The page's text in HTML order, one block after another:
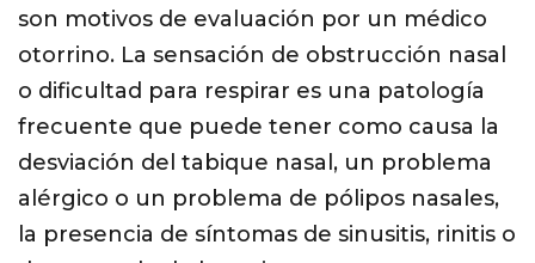
son motivos de evaluación por un médico
otorrino. La sensación de obstrucción nasal
o dificultad para respirar es una patología
frecuente que puede tener como causa la
desviación del tabique nasal, un problema
alérgico o un problema de pólipos nasales,
la presencia de síntomas de sinusitis, rinitis o